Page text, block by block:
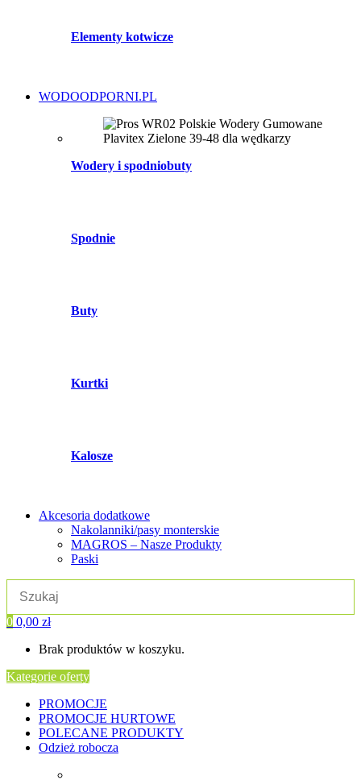
Elementy kotwicze
WODOODPORNI.PL
Wodery i spodniobuty
Spodnie
Buty
Kurtki
Kalosze
Akcesoria dodatkowe
Nakolanniki/pasy monterskie
MAGROS – Nasze Produkty
Paski
0 0,00 zł
Brak produktów w koszyku.
Kategorie oferty
PROMOCJE
PROMOCJE HURTOWE
POLECANE PRODUKTY
Odzież robocza